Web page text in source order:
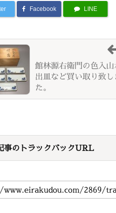
Facebook LINE
館林源右衛門の色入
出皿など買い取り致し
た。
事のトラックバックURL